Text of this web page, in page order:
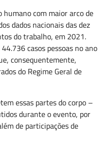
humano com maior arco de
dados nacionais das dez
do trabalho, em 2021.
casos pessoas no ano
consequentemente,
do Regime Geral de
essas partes do corpo –
durante o evento, por
de participações de